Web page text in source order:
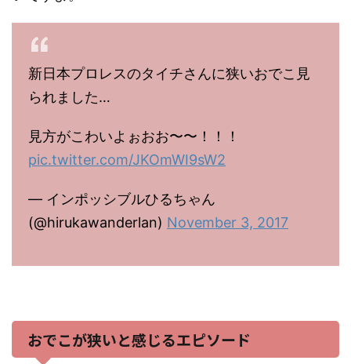
新日本プロレスのタイチさんに狭いおでこ見
られました…
見方がこわいよぉおお〜〜！！！
pic.twitter.com/JKOmWI9sW2
— インポッシブルひるちゃん
(@hirukawanderlan) November 3, 2017
おでこが狭いと感じるエピソード